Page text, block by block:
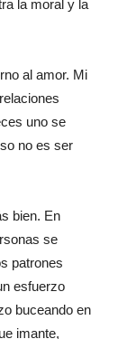
la moral y la
al amor. Mi
uno se
no es ser
bien. En
se
patrones
esfuerzo
buceando en
imante,